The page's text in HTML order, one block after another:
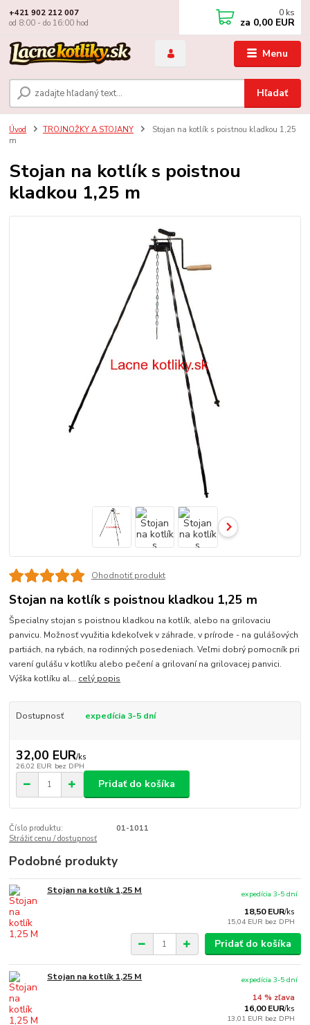
Menu
Hľadať
+421 902 212 007
od 8:00 - do 16:00 hod
0 ks
za 0,00 EUR
Úvod TROJNOŽKY A STOJANY
Stojan na kotlík s poistnou kladkou 1,25
m
Stojan na kotlík s poistnou
kladkou 1,25 m
Ohodnotiť produkt
Stojan na kotlík s poistnou kladkou 1,25 m
Špecialny stojan s poistnou kladkou na kotlík, alebo na grilovaciu
panvicu. Možnosť využitia kdekoľvek v záhrade, v prírode - na gulášových
partiách, na rybách, na rodinných posedeniach. Veľmi dobrý pomocník pri
varení gulášu v kotlíku alebo pečení a grilovaní na grilovacej panvici.
Výška kotlíku al... celý popis
Dostupnosť expedícia 3-5 dní
32,00 EUR/ks
26,02 EUR bez DPH
Pridať do košíka
Číslo produktu:
01-1011
Strážiť cenu / dostupnosť
Podobné produkty
Stojan na kotlík 1,25 M
18,50 EUR/ks
15,04 EUR bez DPH
expedícia 3-5 dní
Pridať do košíka
Stojan na kotlík 1,25 M
14 % zľava
16,00 EUR/ks
13,01 EUR bez DPH
expedícia 3-5 dní